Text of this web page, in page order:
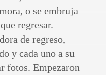
o se embruja
regresar.
de regreso,
y cada uno a su
fotos. Empezaron